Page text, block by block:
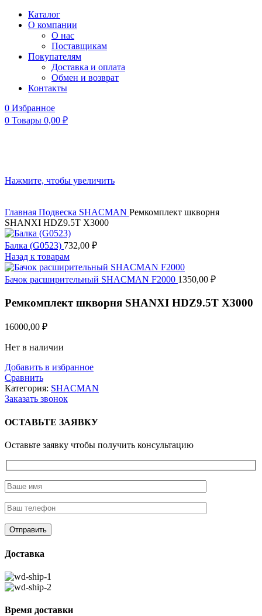
Каталог
О компании
О нас
Поставщикам
Покупателям
Доставка и оплата
Обмен и возврат
Контакты
0 Избранное
0 Товары 0,00 ₽
Нажмите, чтобы увеличить
Главная Подвеска SHACMAN Ремкомплект шкворня
SHANXI HDZ9.5T X3000
Балка (G0523) 732,00 ₽
Назад к товарам
Бачок расширительный SHACMAN F2000 1350,00 ₽
Ремкомплект шкворня SHANXI HDZ9.5T X3000
16000,00 ₽
Нет в наличии
Добавить в избранное
Сравнить
Категория: SHACMAN
Заказать звонок
ОСТАВЬТЕ ЗАЯВКУ
Оставьте заявку чтобы получить консультацию
Доставка
Время доставки